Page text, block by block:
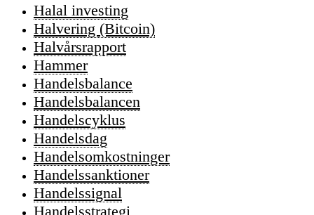
Halal investing
Halvering (Bitcoin)
Halvårsrapport
Hammer
Handelsbalance
Handelsbalancen
Handelscyklus
Handelsdag
Handelsomkostninger
Handelssanktioner
Handelssignal
Handelsstrategi